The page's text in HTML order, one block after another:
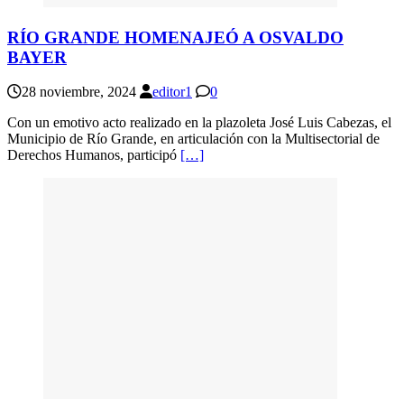
RÍO GRANDE HOMENAJEÓ A OSVALDO
BAYER
28 noviembre, 2024 editor1
0
Con un emotivo acto realizado en la plazoleta José Luis Cabezas, el
Municipio de Río Grande, en articulación con la Multisectorial de
Derechos Humanos, participó […]